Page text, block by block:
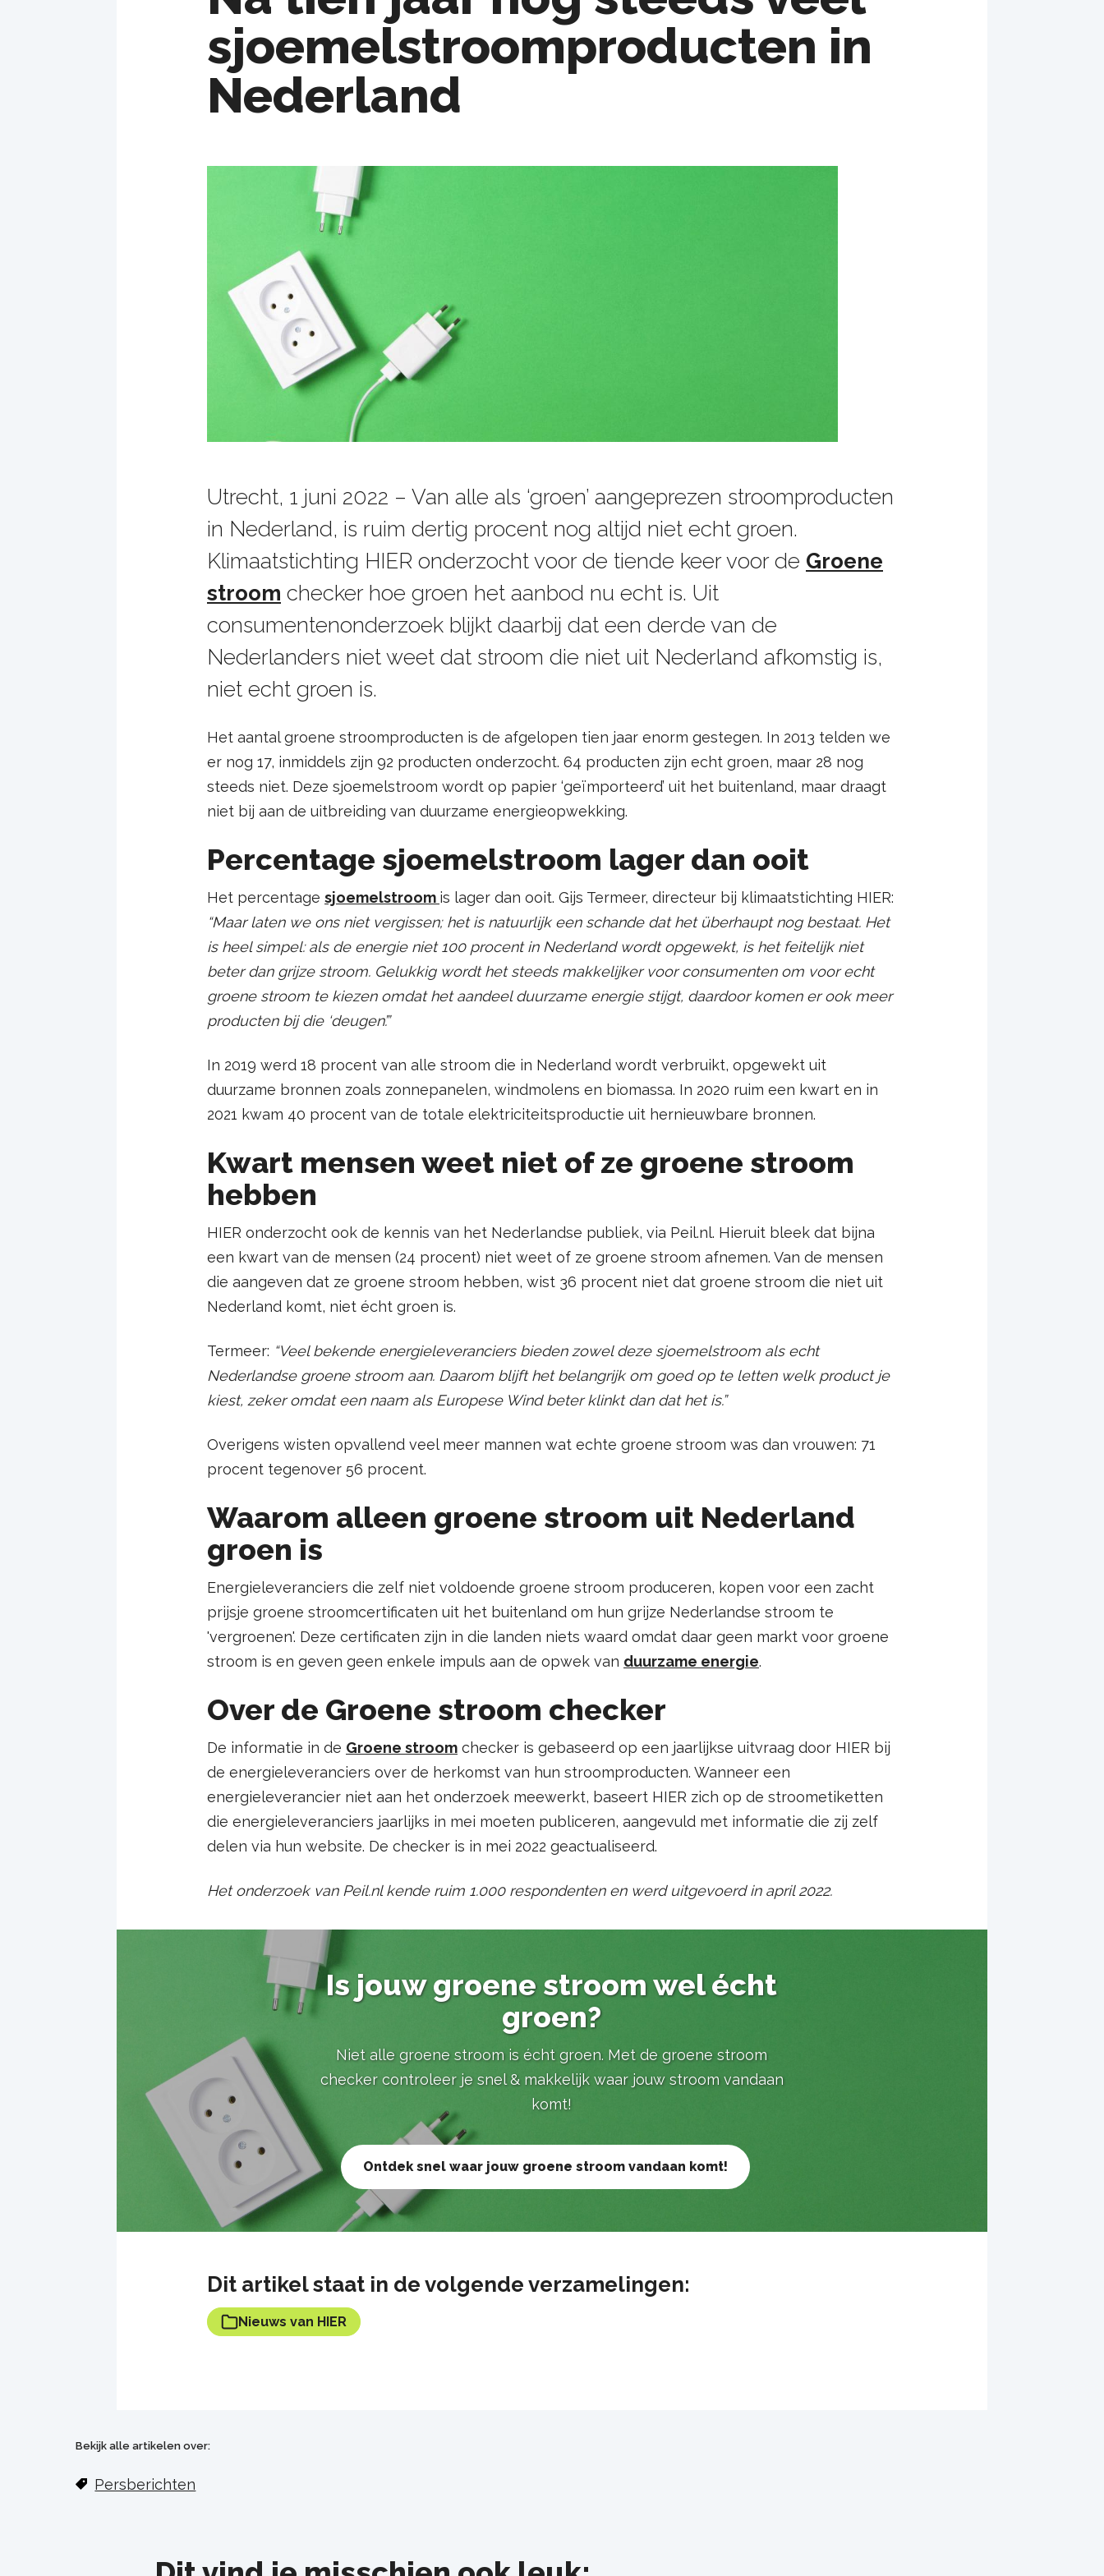
sjoemelstroomproducten in
Nederland
Utrecht, 1 juni 2022 – Van alle als ‘groen’ aangeprezen stroomproducten
in Nederland, is ruim dertig procent nog altijd niet echt groen.
Klimaatstichting HIER onderzocht voor de tiende keer voor de Groene
stroom checker hoe groen het aanbod nu echt is. Uit
consumentenonderzoek blijkt daarbij dat een derde van de
Nederlanders niet weet dat stroom die niet uit Nederland afkomstig is,
niet echt groen is.
Het aantal groene stroomproducten is de afgelopen tien jaar enorm gestegen. In 2013 telden we
er nog 17, inmiddels zijn 92 producten onderzocht. 64 producten zijn echt groen, maar 28 nog
steeds niet. Deze sjoemelstroom wordt op papier ‘geïmporteerd’ uit het buitenland, maar draagt
niet bij aan de uitbreiding van duurzame energieopwekking.
Percentage sjoemelstroom lager dan ooit
Het percentage sjoemelstroom is lager dan ooit. Gijs Termeer, directeur bij klimaatstichting HIER:
“Maar laten we ons niet vergissen; het is natuurlijk een schande dat het überhaupt nog bestaat. Het
is heel simpel: als de energie niet 100 procent in Nederland wordt opgewekt, is het feitelijk niet
beter dan grijze stroom. Gelukkig wordt het steeds makkelijker voor consumenten om voor echt
groene stroom te kiezen omdat het aandeel duurzame energie stijgt, daardoor komen er ook meer
producten bij die ‘deugen’.”
In 2019 werd 18 procent van alle stroom die in Nederland wordt verbruikt, opgewekt uit
duurzame bronnen zoals zonnepanelen, windmolens en biomassa. In 2020 ruim een kwart en in
2021 kwam 40 procent van de totale elektriciteitsproductie uit hernieuwbare bronnen.
Kwart mensen weet niet of ze groene stroom
hebben
HIER onderzocht ook de kennis van het Nederlandse publiek, via Peil.nl. Hieruit bleek dat bijna
een kwart van de mensen (24 procent) niet weet of ze groene stroom afnemen. Van de mensen
die aangeven dat ze groene stroom hebben, wist 36 procent niet dat groene stroom die niet uit
Nederland komt, niet écht groen is.
Termeer: “Veel bekende energieleveranciers bieden zowel deze sjoemelstroom als echt
Nederlandse groene stroom aan. Daarom blijft het belangrijk om goed op te letten welk product je
kiest, zeker omdat een naam als Europese Wind beter klinkt dan dat het is.”
Overigens wisten opvallend veel meer mannen wat echte groene stroom was dan vrouwen: 71
procent tegenover 56 procent.
Waarom alleen groene stroom uit Nederland
groen is
Energieleveranciers die zelf niet voldoende groene stroom produceren, kopen voor een zacht
prijsje groene stroomcertificaten uit het buitenland om hun grijze Nederlandse stroom te
'vergroenen'. Deze certificaten zijn in die landen niets waard omdat daar geen markt voor groene
stroom is en geven geen enkele impuls aan de opwek van duurzame energie.
Over de Groene stroom checker
De informatie in de Groene stroom checker is gebaseerd op een jaarlijkse uitvraag door HIER bij
de energieleveranciers over de herkomst van hun stroomproducten. Wanneer een
energieleverancier niet aan het onderzoek meewerkt, baseert HIER zich op de stroometiketten
die energieleveranciers jaarlijks in mei moeten publiceren, aangevuld met informatie die zij zelf
delen via hun website. De checker is in mei 2022 geactualiseerd.
Het onderzoek van Peil.nl kende ruim 1.000 respondenten en werd uitgevoerd in april 2022.
Is jouw groene stroom wel écht
groen?
Niet alle groene stroom is écht groen. Met de groene stroom
checker controleer je snel & makkelijk waar jouw stroom vandaan
komt!
Ontdek snel waar jouw groene stroom vandaan komt!
Dit artikel staat in de volgende verzamelingen:
Nieuws van HIER
Bekijk alle artikelen over:
Persberichten